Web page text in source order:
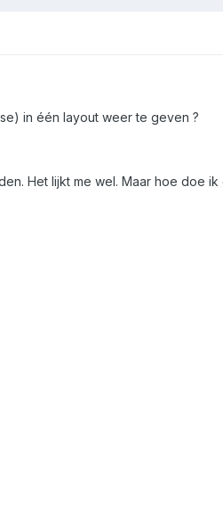
in één layout weer te geven ?
Het lijkt me wel. Maar hoe doe